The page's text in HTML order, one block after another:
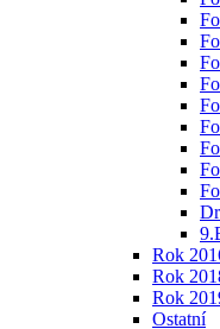
Rok
Rok
Rok
Ostatní